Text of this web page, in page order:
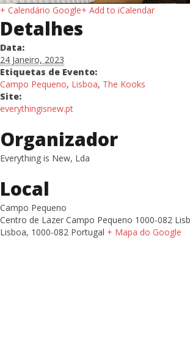
+ Calendário Google+ Add to iCalendar
Detalhes
Data:
24 Janeiro, 2023
Etiquetas de Evento:
Campo Pequeno, Lisboa, The Kooks
Site:
everythingisnew.pt
Organizador
Everything is New, Lda
Local
Campo Pequeno
Centro de Lazer Campo Pequeno 1000-082
Lisboa, 1000-082 Portugal + Mapa do Google